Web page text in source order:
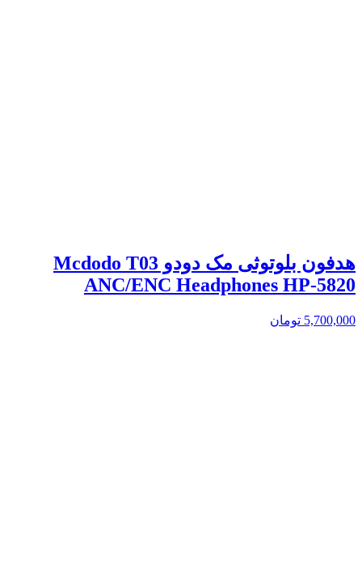
هدفون بلوتوثی مک دودو Mcdodo T03
ANC/ENC Headphones HP-5820
5,700,000 تومان